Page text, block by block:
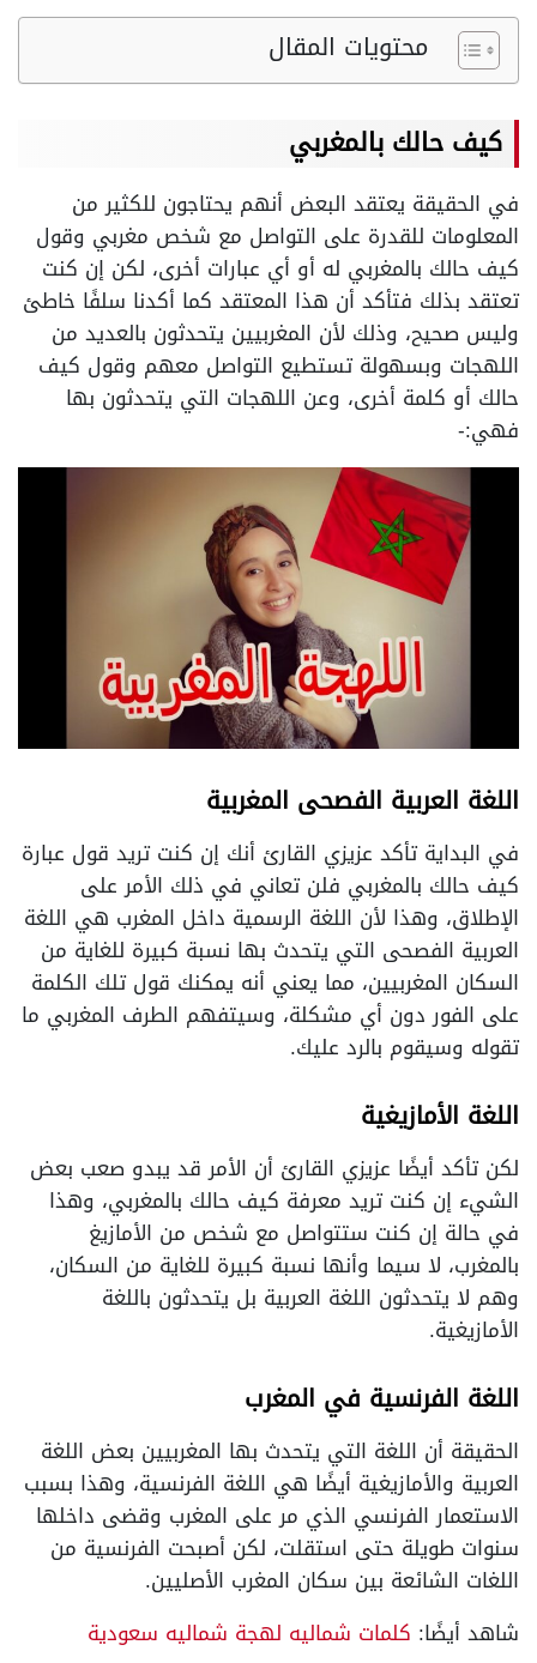
محتويات المقال
كيف حالك بالمغربي
في الحقيقة يعتقد البعض أنهم يحتاجون للكثير من
المعلومات للقدرة على التواصل مع شخص مغربي وقول
كيف حالك بالمغربي له أو أي عبارات أخرى، لكن إن كنت
تعتقد بذلك فتأكد أن هذا المعتقد كما أكدنا سلفًا خاطئ
وليس صحيح، وذلك لأن المغربيين يتحدثون بالعديد من
اللهجات وبسهولة تستطيع التواصل معهم وقول كيف
حالك أو كلمة أخرى، وعن اللهجات التي يتحدثون بها
فهي:-
اللغة العربية الفصحى المغربية
في البداية تأكد عزيزي القارئ أنك إن كنت تريد قول عبارة
كيف حالك بالمغربي فلن تعاني في ذلك الأمر على
الإطلاق، وهذا لأن اللغة الرسمية داخل المغرب هي اللغة
العربية الفصحى التي يتحدث بها نسبة كبيرة للغاية من
السكان المغربيين، مما يعني أنه يمكنك قول تلك الكلمة
على الفور دون أي مشكلة، وسيتفهم الطرف المغربي ما
تقوله وسيقوم بالرد عليك.
اللغة الأمازيغية
لكن تأكد أيضًا عزيزي القارئ أن الأمر قد يبدو صعب بعض
الشيء إن كنت تريد معرفة كيف حالك بالمغربي، وهذا
في حالة إن كنت ستتواصل مع شخص من الأمازيغ
بالمغرب، لا سيما وأنها نسبة كبيرة للغاية من السكان،
وهم لا يتحدثون اللغة العربية بل يتحدثون باللغة
الأمازيغية.
اللغة الفرنسية في المغرب
الحقيقة أن اللغة التي يتحدث بها المغربيين بعض اللغة
العربية والأمازيغية أيضًا هي اللغة الفرنسية، وهذا بسبب
الاستعمار الفرنسي الذي مر على المغرب وقضى داخلها
سنوات طويلة حتى استقلت، لكن أصبحت الفرنسية من
اللغات الشائعة بين سكان المغرب الأصليين.
شاهد أيضًا: كلمات شماليه لهجة شماليه سعودية